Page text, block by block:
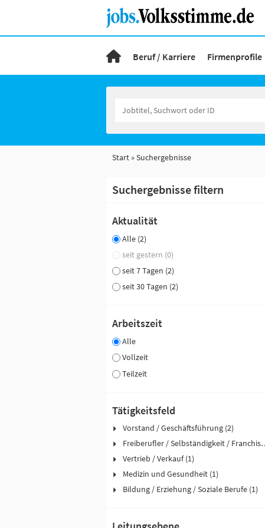
Beruf / Karriere Firmenprofile
Start Suchergebnisse
Suchergebnisse filtern
Aktualität
Alle (2)
seit gestern (0)
seit 7 Tagen (2)
seit 30 Tagen (2)
Arbeitszeit
Alle
Vollzeit
Teilzeit
Tätigkeitsfeld
Vorstand / Geschäftsführung (2)
Freiberufler
Vertrieb / Verkauf (1)
Medizin und Gesundheit (1)
Bildung / Erziehung / Soziale Berufe (1)